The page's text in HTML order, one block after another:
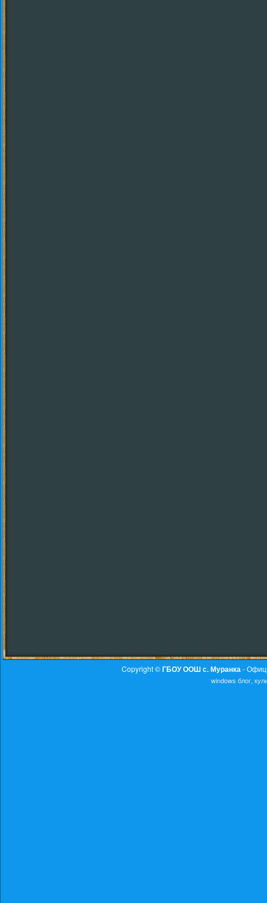
Copyright ©ГБОУ ООШ с. Муранка -
windows блог,